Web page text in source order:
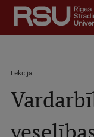
Pārlekt
galveno
saturu
Latviski
Meklēt Mobile
augšējā
Skolēniem
Studentiem
Lekcija